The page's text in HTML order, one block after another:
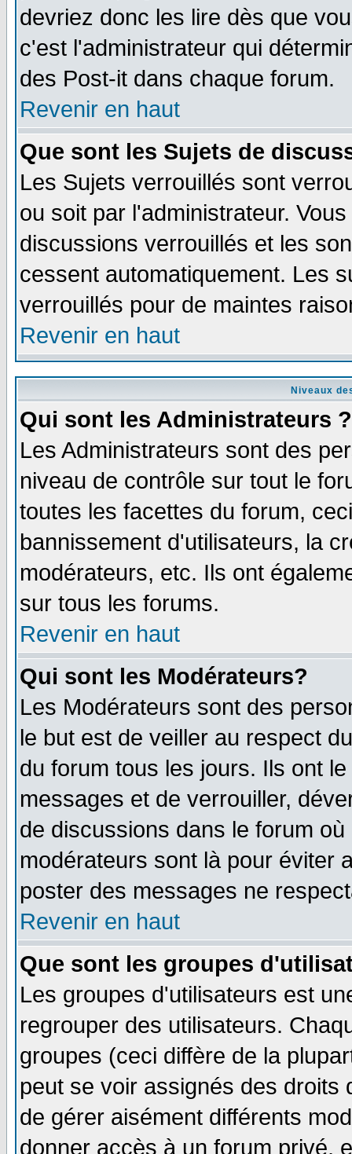
devriez donc les lire dès que
c'est l'administrateur qui
des Post-it dans chaque forum.
Revenir en haut
Que sont les Sujets de
Les Sujets verrouillés sont
ou soit par l'administrateur.
discussions verrouillés et les
cessent automatiquement. Les
verrouillés pour de maintes
Revenir en haut
Niveaux
Qui sont les Administrateurs ?
Les Administrateurs sont des
niveau de contrôle sur tout le
toutes les facettes du forum,
bannissement d'utilisateurs, la
modérateurs, etc. Ils ont
sur tous les forums.
Revenir en haut
Qui sont les Modérateurs?
Les Modérateurs sont des
le but est de veiller au respect
du forum tous les jours. Ils ont
messages et de verrouiller,
de discussions dans le forum
modérateurs sont là pour éviter
poster des messages ne
Revenir en haut
Que sont les groupes
Les groupes d'utilisateurs est
regrouper des utilisateurs.
groupes (ceci diffère de la
peut se voir assignés des
de gérer aisément différents
donner accès à un forum privé,